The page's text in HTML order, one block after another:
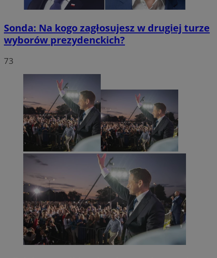
Sonda: Na kogo zagłosujesz w drugiej turze
wyborów prezydenckich?
73